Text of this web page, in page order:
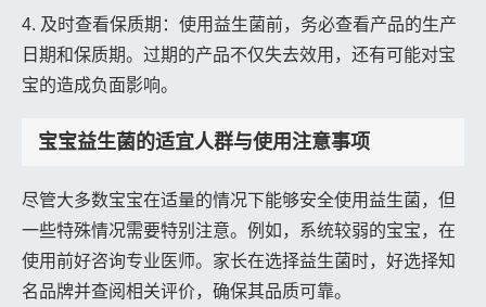
4. 及时查看保质期：使用益生菌前，务必查看产品的生产
日期和保质期。过期的产品不仅失去效用，还有可能对宝
宝的造成负面影响。
宝宝益生菌的适宜人群与使用注意事项
尽管大多数宝宝在适量的情况下能够安全使用益生菌，但
一些特殊情况需要特别注意。例如，系统较弱的宝宝，在
使用前好咨询专业医师。家长在选择益生菌时，好选择知
名品牌并查阅相关评价，确保其品质可靠。